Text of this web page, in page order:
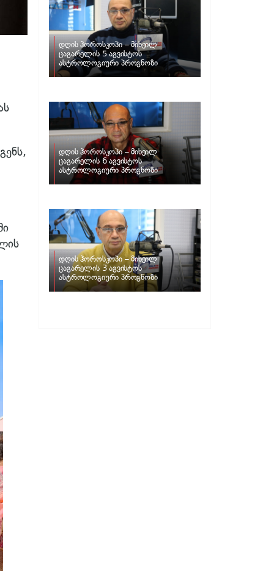
დღის ჰოროსკოპი – მიხეილ
ცაგარელის 5 აგვისტოს
ასტროლოგიური პროგნოზი
დღის ჰოროსკოპი – მიხეილ
ცაგარელის 6 აგვისტოს
ასტროლოგიური პროგნოზი
დღის ჰოროსკოპი – მიხეილ
ცაგარელის 3 აგვისტოს
ასტროლოგიური პროგნოზი